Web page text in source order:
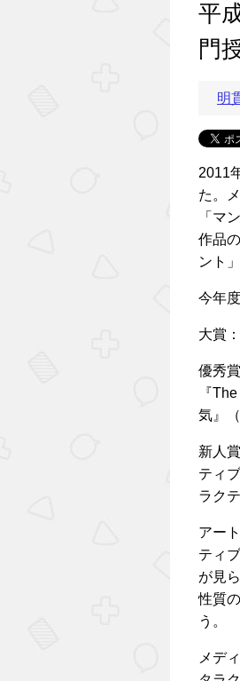
平
門
明
2011
た。
「マ
作品
ント
今年
大賞
優秀
『
気』
新人
ティ
ラク
アー
ティ
が見
性質
う。
メデ